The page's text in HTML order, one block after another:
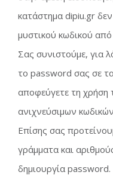
κατάστημα dipiu.gr
μυστικού κωδικού
Σας συνιστούμε, για
το password σας σε
αποφεύγετε τη χρήση
ανιχνεύσιμων
Επίσης σας
γράμματα και
δημιουργία password.